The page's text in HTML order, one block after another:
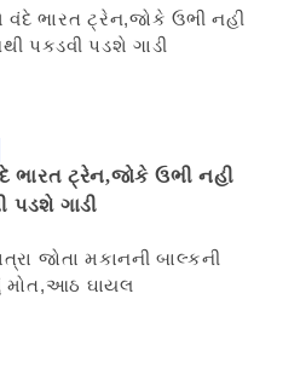
ભારત ટ્રેન,જોકે ઉભી નહી
ગાડી